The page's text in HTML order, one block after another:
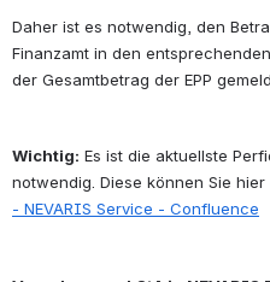
Daher ist es notwendig, den
Finanzamt in den
der Gesamtbetrag der EPP
Wichtig: Es ist die aktuellste
notwendig. Diese können Sie
- NEVARIS Service - Confluence